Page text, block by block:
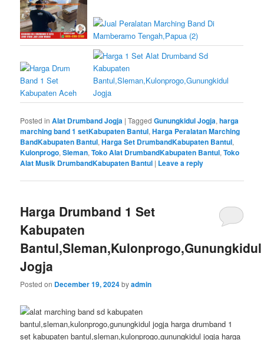
Posted in Alat Drumband Jogja |Tagged Gunungkidul Jogja,harga
marching band 1 setKabupaten Bantul,Harga Peralatan Marching
BandKabupaten Bantul,Harga Set DrumbandKabupaten Bantul,
Kulonprogo,Sleman,Toko Alat DrumbandKabupaten Bantul,Toko
Alat Musik DrumbandKabupaten Bantul | Leave a reply
Harga Drumband 1 Set
Kabupaten
Bantul,Sleman,Kulonprogo,Gunungkidul
Jogja
Posted on December 19, 2024byadmin